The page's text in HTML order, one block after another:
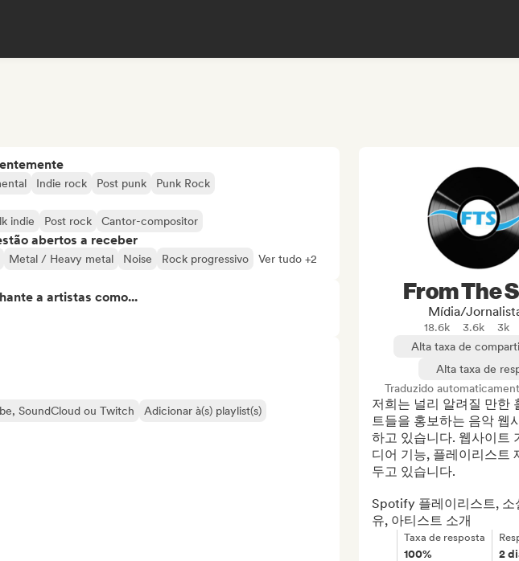
Indie rock Post punk Punk Rock
indie Post rock Cantor-compositor
abertos a receber
Metal / Heavy metal Noise Rock progressivo Ver tudo +2
a artistas como...
SoundCloud ou Twitch Adicionar à(s) playlist(s)
From The
Mídia/
18.6k 3.6k 3k
Alta taxa de
Alta taxa de
Traduzido
저희는 널리 알려질 만한
트들을 홍보하는 음악 웹
하고 있습니다. 웹사이트
디어 기능, 플레이리스트
두고 있습니다.
Spotify 플레이리스트, 소
유, 아티스트 소개
Taxa de resposta
100% 2